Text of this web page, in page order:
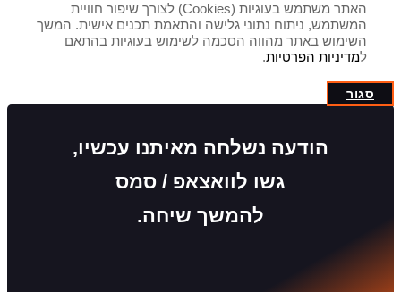
האתר משתמש בעוגיות (Cookies) לצורך שיפור חוויית
המשתמש, ניתוח נתוני גלישה והתאמת תכנים אישית. המשך
השימוש באתר מהווה הסכמה לשימוש בעוגיות בהתאם
למדיניות הפרטיות.
סגור
הודעה נשלחה מאיתנו עכשיו,
גשו לוואצאפ / סמס
להמשך שיחה.